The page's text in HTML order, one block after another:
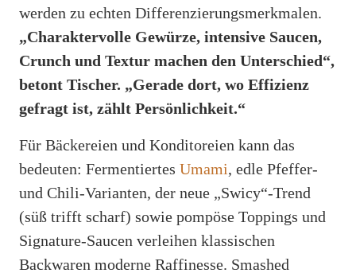
werden zu echten Differenzierungsmerkmalen.
„Charaktervolle Gewürze, intensive Saucen,
Crunch und Textur machen den Unterschied“,
betont Tischer. „Gerade dort, wo Effizienz
gefragt ist, zählt Persönlichkeit.“
Für Bäckereien und Konditoreien kann das
bedeuten: Fermentiertes Umami, edle Pfeffer-
und Chili-Varianten, der neue „Swicy“-Trend
(süß trifft scharf) sowie pompöse Toppings und
Signature-Saucen verleihen klassischen
Backwaren moderne Raffinesse. Smashed